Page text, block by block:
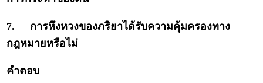
7.
การหึงหวงของภริยาได้รับความคุ้มครองทาง
กฎหมายหรือไม่
คำตอบ